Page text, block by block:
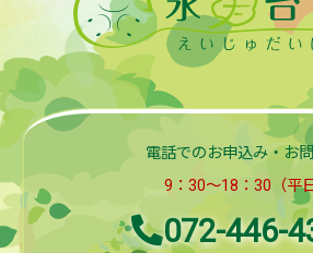
電話でのお申込み・お
9：30～18：30（平日
072-446-